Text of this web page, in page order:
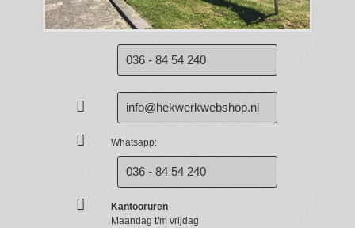
036 - 84 54 240
info@hekwerkwebshop.nl
Whatsapp:
036 - 84 54 240
Kantooruren
Maandag t/m vrijdag